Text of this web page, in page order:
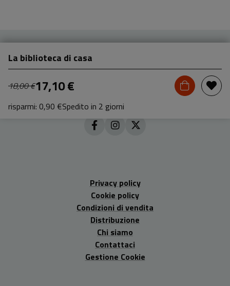
La biblioteca di casa
18,00 €17,10 €
risparmi: 0,90 €Spedito in 2 giorni
Privacy policy
Cookie policy
Condizioni di vendita
Distribuzione
Chi siamo
Contattaci
Gestione Cookie